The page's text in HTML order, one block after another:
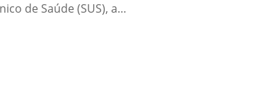
de Saúde (SUS), a…